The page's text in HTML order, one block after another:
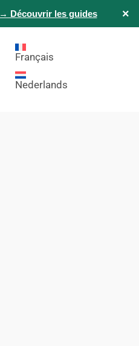
→ Découvrir les guides ×
Français
Nederlands